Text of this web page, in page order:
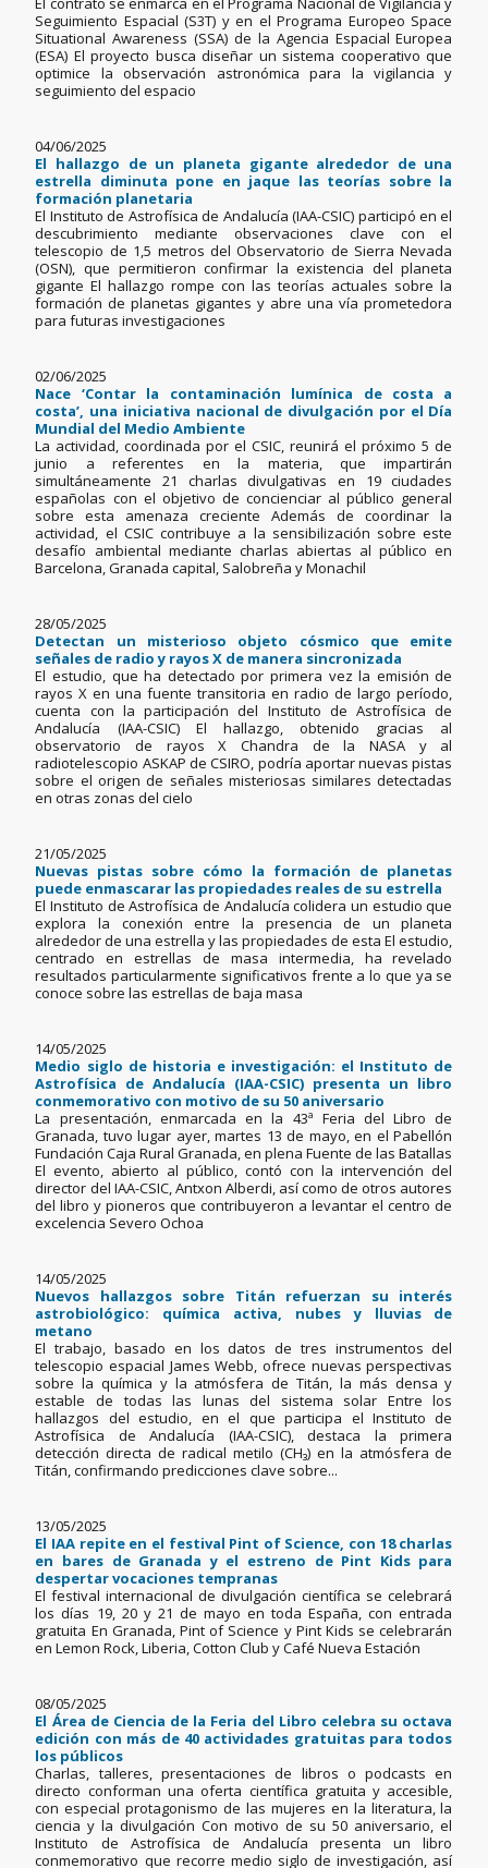
Seguimiento Espacial (S3T) y en el Programa Europeo Space
Situational Awareness (SSA) de la Agencia Espacial Europea
(ESA) El proyecto busca diseñar un sistema cooperativo que
optimice la observación astronómica para la vigilancia y
seguimiento del espacio
04/06/2025
El hallazgo de un planeta gigante alrededor de una
estrella diminuta pone en jaque las teorías sobre la
formación planetaria
El Instituto de Astrofísica de Andalucía (IAA-CSIC) participó en el
descubrimiento mediante observaciones clave con el
telescopio de 1,5 metros del Observatorio de Sierra Nevada
(OSN), que permitieron confirmar la existencia del planeta
gigante El hallazgo rompe con las teorías actuales sobre la
formación de planetas gigantes y abre una vía prometedora
para futuras investigaciones
02/06/2025
Nace ‘Contar la contaminación lumínica de costa a
costa’, una iniciativa nacional de divulgación por el Día
Mundial del Medio Ambiente
La actividad, coordinada por el CSIC, reunirá el próximo 5 de
junio a referentes en la materia, que impartirán
simultáneamente 21 charlas divulgativas en 19 ciudades
españolas con el objetivo de concienciar al público general
sobre esta amenaza creciente Además de coordinar la
actividad, el CSIC contribuye a la sensibilización sobre este
desafío ambiental mediante charlas abiertas al público en
Barcelona, Granada capital, Salobreña y Monachil
28/05/2025
Detectan un misterioso objeto cósmico que emite
señales de radio y rayos X de manera sincronizada
El estudio, que ha detectado por primera vez la emisión de
rayos X en una fuente transitoria en radio de largo período,
cuenta con la participación del Instituto de Astrofísica de
Andalucía (IAA-CSIC) El hallazgo, obtenido gracias al
observatorio de rayos X Chandra de la NASA y al
radiotelescopio ASKAP de CSIRO, podría aportar nuevas pistas
sobre el origen de señales misteriosas similares detectadas
en otras zonas del cielo
21/05/2025
Nuevas pistas sobre cómo la formación de planetas
puede enmascarar las propiedades reales de su estrella
El Instituto de Astrofísica de Andalucía colidera un estudio que
explora la conexión entre la presencia de un planeta
alrededor de una estrella y las propiedades de esta El estudio,
centrado en estrellas de masa intermedia, ha revelado
resultados particularmente significativos frente a lo que ya se
conoce sobre las estrellas de baja masa
14/05/2025
Medio siglo de historia e investigación: el Instituto de
Astrofísica de Andalucía (IAA-CSIC) presenta un libro
conmemorativo con motivo de su 50 aniversario
La presentación, enmarcada en la 43ª Feria del Libro de
Granada, tuvo lugar ayer, martes 13 de mayo, en el Pabellón
Fundación Caja Rural Granada, en plena Fuente de las Batallas
El evento, abierto al público, contó con la intervención del
director del IAA-CSIC, Antxon Alberdi, así como de otros autores
del libro y pioneros que contribuyeron a levantar el centro de
excelencia Severo Ochoa
14/05/2025
Nuevos hallazgos sobre Titán refuerzan su interés
astrobiológico: química activa, nubes y lluvias de
metano
El trabajo, basado en los datos de tres instrumentos del
telescopio espacial James Webb, ofrece nuevas perspectivas
sobre la química y la atmósfera de Titán, la más densa y
estable de todas las lunas del sistema solar Entre los
hallazgos del estudio, en el que participa el Instituto de
Astrofísica de Andalucía (IAA-CSIC), destaca la primera
detección directa de radical metilo (CH₃) en la atmósfera de
Titán, confirmando predicciones clave sobre...
13/05/2025
El IAA repite en el festival Pint of Science, con 18 charlas
en bares de Granada y el estreno de Pint Kids para
despertar vocaciones tempranas
El festival internacional de divulgación científica se celebrará
los días 19, 20 y 21 de mayo en toda España, con entrada
gratuita En Granada, Pint of Science y Pint Kids se celebrarán
en Lemon Rock, Liberia, Cotton Club y Café Nueva Estación
08/05/2025
El Área de Ciencia de la Feria del Libro celebra su octava
edición con más de 40 actividades gratuitas para todos
los públicos
Charlas, talleres, presentaciones de libros o podcasts en
directo conforman una oferta científica gratuita y accesible,
con especial protagonismo de las mujeres en la literatura, la
ciencia y la divulgación Con motivo de su 50 aniversario, el
Instituto de Astrofísica de Andalucía presenta un libro
conmemorativo que recorre medio siglo de investigación, así